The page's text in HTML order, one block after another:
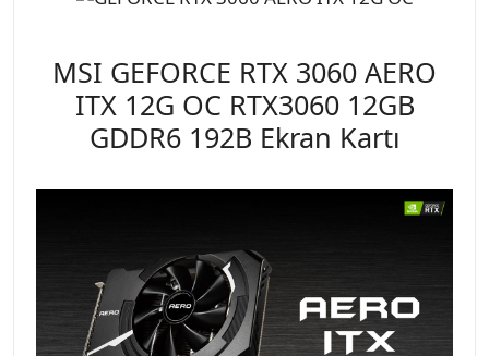
MSI GEFORCE RTX 3060 AERO
ITX 12G OC RTX3060 12GB
GDDR6 192B Ekran Kartı